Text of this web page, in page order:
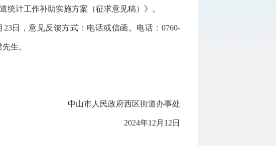
统计工作补助实施方案（征求意见稿）》。
日，意见反馈方式：电话或信函。电话：0760-
生。
中山市人民政府西区街道办事处
2024年12月12日